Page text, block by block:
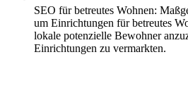
SEO für betreutes Wohnen:
um Einrichtungen für betreutes
lokale potenzielle Bewohner
Einrichtungen zu vermarkten.